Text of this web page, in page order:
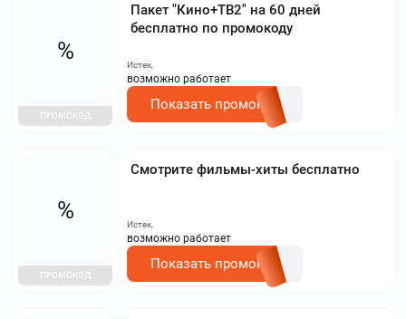
Пакет "Кино+ТВ2" на 60 дней
бесплатно по промокоду
%
ПРОМОКОД
Истек,
возможно работает
Показать промокод
Смотрите фильмы-хиты бесплатно
%
ПРОМОКОД
Истек,
возможно работает
Показать промокод